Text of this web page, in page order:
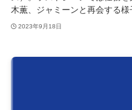
木薫、ジャミーンと再会する様
2023年9月18日